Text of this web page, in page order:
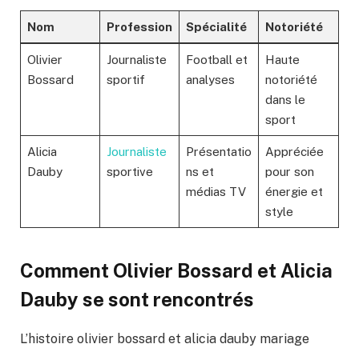
Nom Profession Spécialité Notoriété
Olivier
Bossard
Journaliste
sportif
Football et
analyses
Haute
notoriété
dans le
sport
Alicia
Dauby
Journaliste
sportive
Présentatio
ns et
médias TV
Appréciée
pour son
énergie et
style
Comment Olivier Bossard et Alicia
Dauby se sont rencontrés
L’histoire olivier bossard et alicia dauby mariage